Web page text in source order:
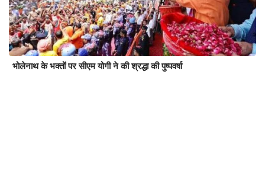
भोलेनाथ के भक्तों पर सीएम योगी ने की श्रद्धा की पुष्पवर्षा